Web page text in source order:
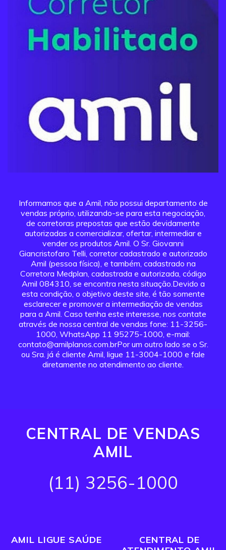
Informamos que a Amil, não possui departamento de
vendas próprio, utilizando-se para esta negociação,
de corretoras prepostas que estão devidamente
autorizadas a comercializar, ofertar, intermediar e
vender os produtos Amil. O Sr. Giovanni
Giancristofaro Telli, corretor cadastrado e autorizado
Amil (pessoa física), e também, cadastrado na
Corretora Medplan, cadastrada e autorizada, código
Amil 084310, se encontra nesta situação.Devido a
esta condição, o objetivo deste site, é tão somente
esclarecer e promover a intermediação de vendas
para a Amil. Caso tenha este interesse, nos contate
através de nossa central de vendas fone: 11-3256-
1000, WhatsApp 11 95275-1000, e-mail:
contato@amilplanos.com.brPor um outro lado se o Sr.
ou Sra. já é cliente Amil, ligue 11-3004-1000 e fale
diretamente no atendimento ao cliente.
CENTRAL DE VENDAS
AMIL
(11) 3256-1000
AMIL LIGUE SAÚDE
CENTRAL DE